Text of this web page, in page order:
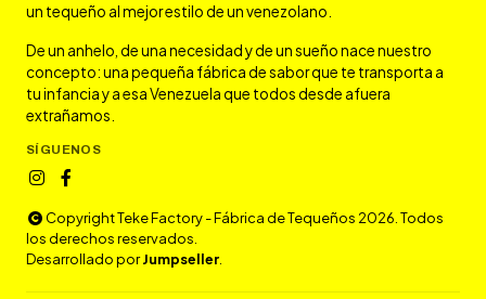
un tequeño al mejor estilo de un venezolano.
De un anhelo, de una necesidad y de un sueño nace nuestro
concepto: una pequeña fábrica de sabor que te transporta a
tu infancia y a esa Venezuela que todos desde afuera
extrañamos.
SÍGUENOS
Copyright Teke Factory - Fábrica de Tequeños 2026. Todos
los derechos reservados.
Desarrollado porJumpseller